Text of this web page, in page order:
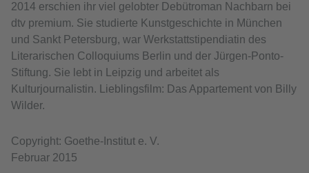
2014 erschien ihr viel gelobter Debütroman Nachbarn bei
dtv premium. Sie studierte Kunstgeschichte in München
und Sankt Petersburg, war Werkstattstipendiatin des
Literarischen Colloquiums Berlin und der Jürgen-Ponto-
Stiftung. Sie lebt in Leipzig und arbeitet als
Kulturjournalistin. Lieblingsfilm: Das Appartement von Billy
Wilder.
Copyright: Goethe-Institut e. V.
Februar 2015